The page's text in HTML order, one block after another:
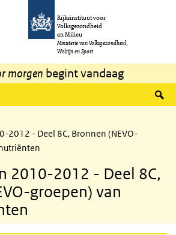
gaan
Rijksinstituut voor
Volksgezondheid
en Milieu
Ministerie van Volksgezondheid,
Welzijn en Sport
morgen begint vandaag
2012 - Deel 8C, Bronnen (NEVO-
2010-2012 - Deel 8C,
groepen) van